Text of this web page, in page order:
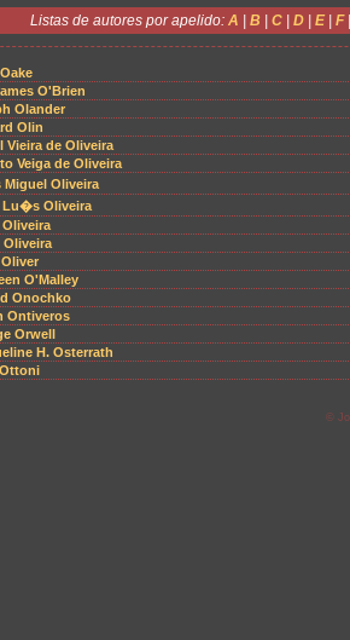
Listas de autores por apelido: A B C D E| F
O'Brien
Olander
Olin
Vieira de Oliveira
Veiga de Oliveira
Oliveira
Lu�s Oliveira
Oliveira
O'Malley
Onochko
Ontiveros
Orwell
H. Osterrath
©